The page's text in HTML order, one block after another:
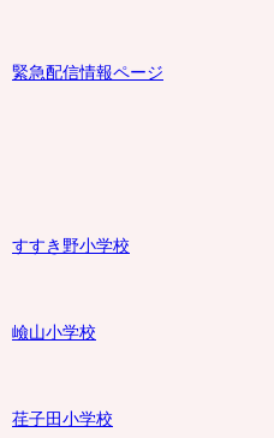
緊急配信情報ページ
すすき野小学校
嶮山小学校
荏子田小学校